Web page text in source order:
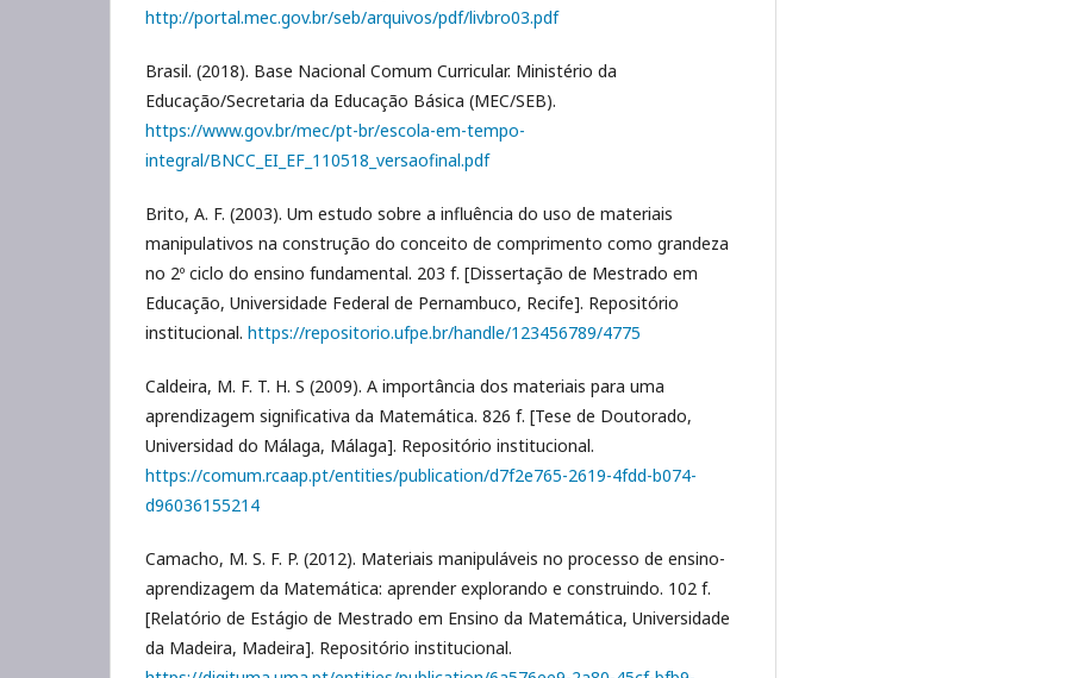
http://portal.mec.gov.br/seb/arquivos/pdf/livbro03.pdf
Brasil. (2018). Base Nacional Comum Curricular. Ministério da
Educação/Secretaria da Educação Básica (MEC/SEB).
https://www.gov.br/mec/pt-br/escola-em-tempo-
integral/BNCC_EI_EF_110518_versaofinal.pdf
Brito, A. F. (2003). Um estudo sobre a influência do uso de materiais
manipulativos na construção do conceito de comprimento como grandeza
no 2º ciclo do ensino fundamental. 203 f. [Dissertação de Mestrado em
Educação, Universidade Federal de Pernambuco, Recife]. Repositório
institucional. https://repositorio.ufpe.br/handle/123456789/4775
Caldeira, M. F. T. H. S (2009). A importância dos materiais para uma
aprendizagem significativa da Matemática. 826 f. [Tese de Doutorado,
Universidad do Málaga, Málaga]. Repositório institucional.
https://comum.rcaap.pt/entities/publication/d7f2e765-2619-4fdd-b074-
d96036155214
Camacho, M. S. F. P. (2012). Materiais manipuláveis no processo de ensino-
aprendizagem da Matemática: aprender explorando e construindo. 102 f.
[Relatório de Estágio de Mestrado em Ensino da Matemática, Universidade
da Madeira, Madeira]. Repositório institucional.